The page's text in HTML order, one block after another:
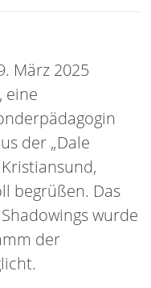
März 2025
eine
der „Dale
begrüßen. Das
wurde
der